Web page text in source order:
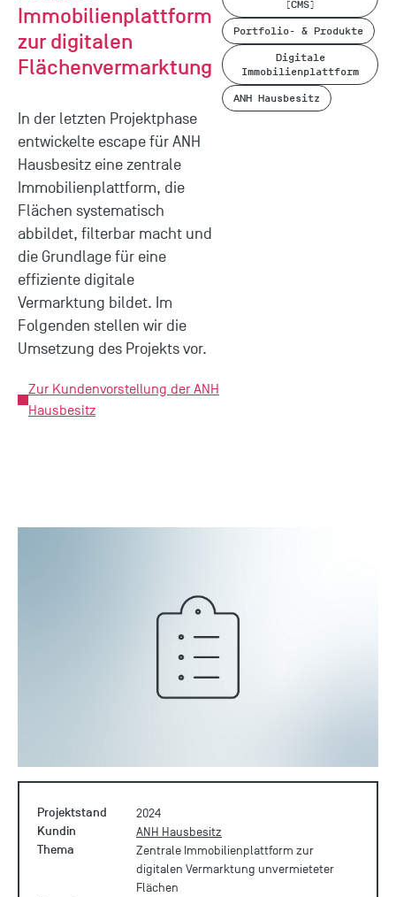
Immobilienplattform
zur digitalen
Flächenvermarktung
In der letzten Projektphase
entwickelte escape für ANH
Hausbesitz eine zentrale
Immobilienplattform, die
Flächen systematisch
abbildet, filterbar macht und
die Grundlage für eine
effiziente digitale
Vermarktung bildet. Im
Folgenden stellen wir die
Umsetzung des Projekts vor.
Zur Kundenvorstellung der ANH
Hausbesitz
(CMS)
Portfolio- & Produkte
Digitale
Immobilienplattform
ANH Hausbesitz
Projektstand 2024
Kundin ANH Hausbesitz
Thema
Zentrale Immobilienplattform zur
digitalen Vermarktung unvermieteter
Flächen